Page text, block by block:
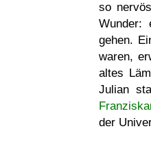
so
Wunder:
gehen.
waren,
altes
Julian
der